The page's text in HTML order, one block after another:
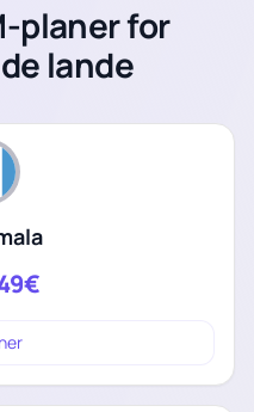
planer for
lande